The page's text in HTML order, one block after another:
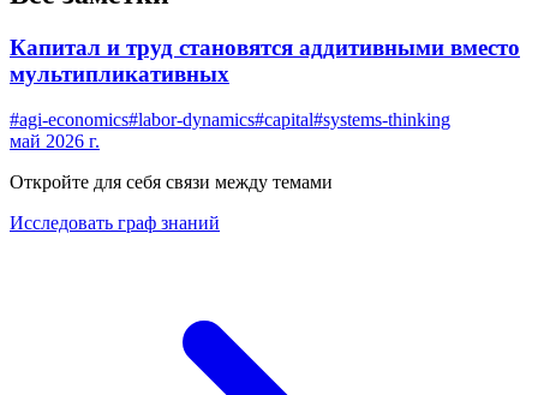
Капитал и труд становятся аддитивными вместо
мультипликативных
#agi-economics#labor-dynamics#capital#systems-thinking
май 2026 г.
Откройте для себя связи между темами
Исследовать граф знаний